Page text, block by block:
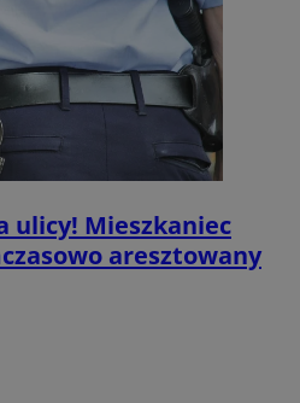
ulicy! Mieszkaniec
aresztowany